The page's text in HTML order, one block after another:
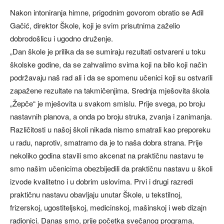
Nakon intoniranja himne, prigodnim govorom obratio se Adil
Gačić, direktor Škole, koji je svim prisutnima zaželio
dobrodošlicu i ugodno druženje.
„Dan škole je prilika da se sumiraju rezultati ostvareni u toku
školske godine, da se zahvalimo svima koji na bilo koji način
podržavaju naš rad ali i da se spomenu učenici koji su ostvarili
zapažene rezultate na takmičenjima. Srednja mješovita škola
„Žepče“ je mješovita u svakom smislu. Prije svega, po broju
nastavnih planova, a onda po broju struka, zvanja i zanimanja.
Različitosti u našoj školi nikada nismo smatrali kao preporeku
u radu, naprotiv, smatramo da je to naša dobra strana. Prije
nekoliko godina stavili smo akcenat na praktičnu nastavu te
smo našim učenicima obezbijedili da praktičnu nastavu u školi
izvode kvalitetno i u dobrim uslovima. Prvi i drugi razredi
praktičnu nastavu obavljaju unutar Škole, u tekstilnoj,
frizerskoj, ugostiteljskoj, medicinskoj, mašinskoj i web dizajn
radionici. Danas smo, prije početka svečanog programa,